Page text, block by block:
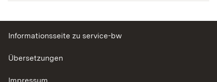
Informationsseite zu service-bw
Übersetzungen